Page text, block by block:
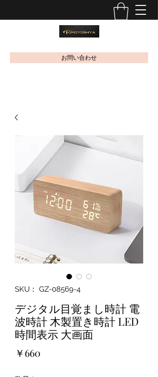
お問い合わせ
SKU： GZ-08569-4
デジタル目覚まし時計 電
波時計 木製置き時計 LED
時間表示 大画面
￥660